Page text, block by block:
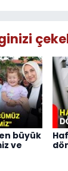
büyük
ve